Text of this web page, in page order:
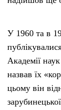
У 1960 та в
Академії
назвав їх
цьому він